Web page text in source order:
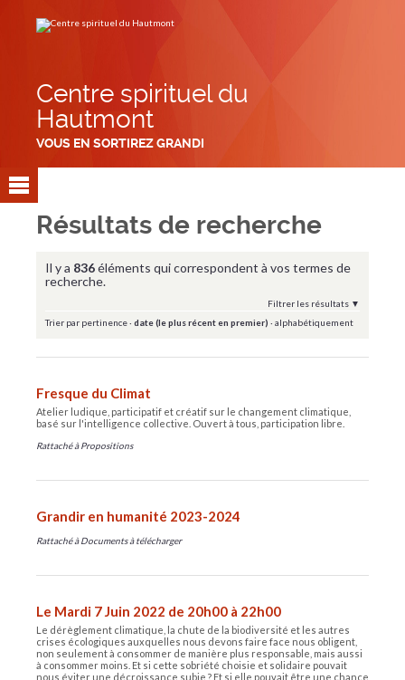
contenu.
Centre spirituel du
Hautmont
VOUS EN SORTIREZ GRANDI
Résultats de recherche
Il y a 836éléments qui correspondent à vos termes de
recherche.
Filtrer les résultats
Trier par pertinence· date (le plus récent en premier) · alphabétiquement
Fresque du Climat
Atelier ludique, participatif et créatif sur le changement climatique,
basé sur l'intelligence collective. Ouvert à tous, participation libre.
Rattaché à Propositions
Grandir en humanité 2023-2024
Rattaché à Documents à télécharger
Le Mardi 7 Juin 2022 de 20h00 à 22h00
Le dérèglement climatique, la chute de la biodiversité et les autres
crises écologiques auxquelles nous devons faire face nous obligent,
non seulement à consommer de manière plus responsable, mais aussi
à consommer moins. Et si cette sobriété choisie et solidaire pouvait
nous éviter une décroissance subie ? Et si elle pouvait être une chance